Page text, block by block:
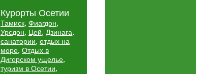
Курорты Осетии
Тамиск, Фиагдон,
Урсдон, Цей, Дзинага,
санатории, отдых на
море, Отдых в
Дигорском ущелье,
туризм в Осетии,